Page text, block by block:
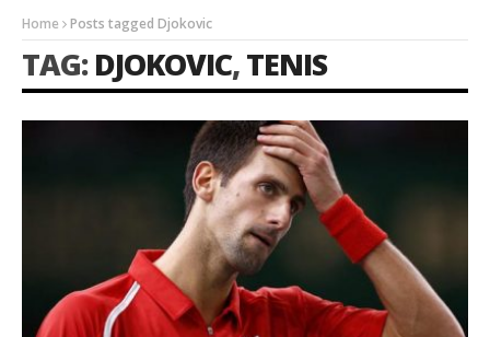
Home Posts tagged Djokovic
TAG:DJOKOVIC,TENIS